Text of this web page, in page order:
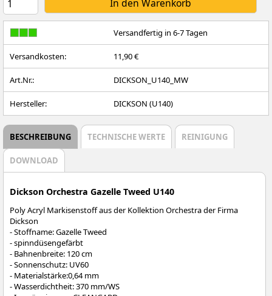
Versandfertig in 6-7 Tagen
Versandkosten: 11,90 €
Art.Nr.: DICKSON_U140_MW
Hersteller: DICKSON (U140)
BESCHREIBUNG TECHNISCHE WERTE REINIGUNG
DOWNLOAD
Dickson Orchestra Gazelle Tweed U140
Poly Acryl Markisenstoff aus der Kollektion Orchestra der Firma
Dickson
- Stoffname: Gazelle Tweed
- spinndüsengefärbt
- Bahnenbreite: 120 cm
- Sonnenschutz: UV60
- Materialstärke:0,64 mm
- Wasserdichtheit: 370 mm/WS